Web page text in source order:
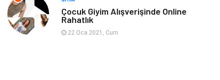
Kına Gecesi
Çocuk Giyim Alışverişinde Online
Rahatlık
22 Oca 2021, Cum